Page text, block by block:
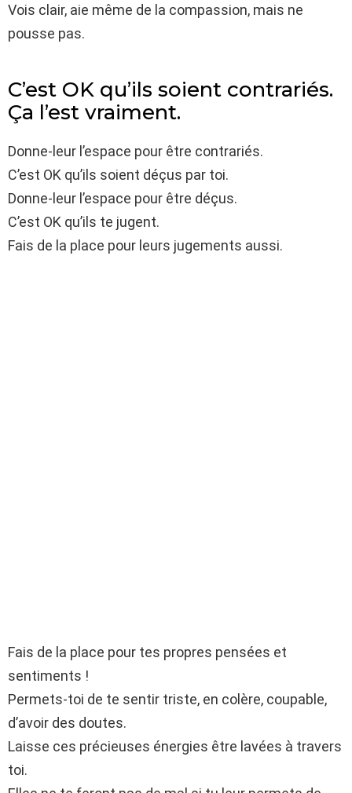
Vois clair, aie même de la compassion, mais ne
pousse pas.
C’est OK qu’ils soient contrariés.
Ça l’est vraiment.
Donne-leur l’espace pour être contrariés.
C’est OK qu’ils soient déçus par toi.
Donne-leur l’espace pour être déçus.
C’est OK qu’ils te jugent.
Fais de la place pour leurs jugements aussi.
Fais de la place pour tes propres pensées et
sentiments !
Permets-toi de te sentir triste, en colère, coupable,
d’avoir des doutes.
Laisse ces précieuses énergies être lavées à travers
toi.